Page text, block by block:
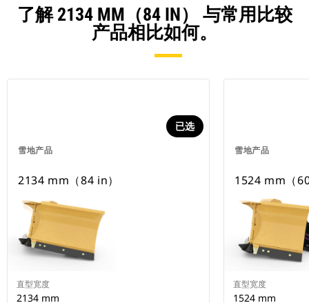
了解 2134 MM（84 IN） 与常用比较
产品相比如何。
雪地产品
已选
2134 mm（84 in）
直型宽度
2134 mm
雪地产品
1524 mm（
直型宽度
1524 mm